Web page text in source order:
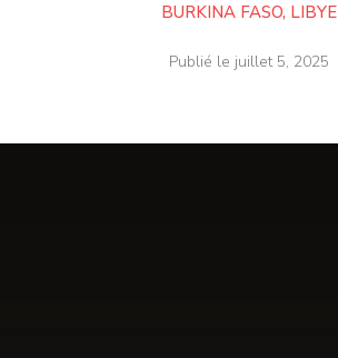
BURKINA FASO, LIBYE
Publié le juillet 5, 2025